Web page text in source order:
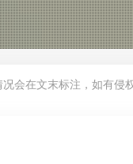
会在文末标注，如有侵